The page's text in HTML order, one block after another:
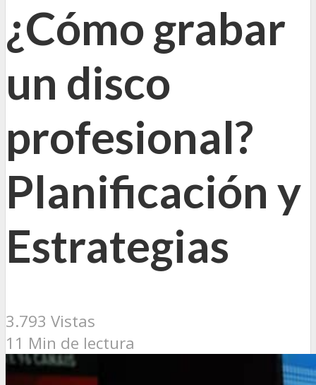
¿Cómo grabar
un disco
profesional?
Planificación y
Estrategias
3.793 Vistas
11 Min de lectura